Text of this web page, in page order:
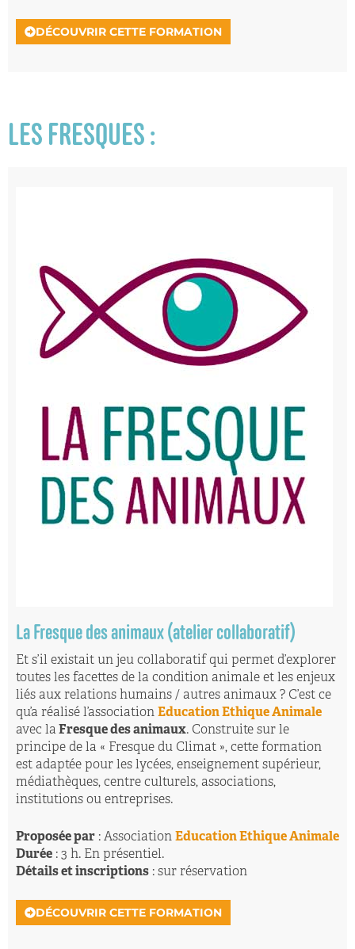
DÉCOUVRIR CETTE FORMATION
LES FRESQUES :
La Fresque des animaux (atelier collaboratif)
Et s’il existait un jeu collaboratif qui permet d’explorer
toutes les facettes de la condition animale et les enjeux
liés aux relations humains / autres animaux ? C’est ce
qu’a réalisé l’association Education Ethique Animale
avec la Fresque des animaux. Construite sur le
principe de la « Fresque du Climat », cette formation
est adaptée pour les lycées, enseignement supérieur,
médiathèques, centre culturels, associations,
institutions ou entreprises.
Proposée par : Association Education Ethique Animale
Durée : 3 h. En présentiel.
Détails et inscriptions : sur réservation
DÉCOUVRIR CETTE FORMATION